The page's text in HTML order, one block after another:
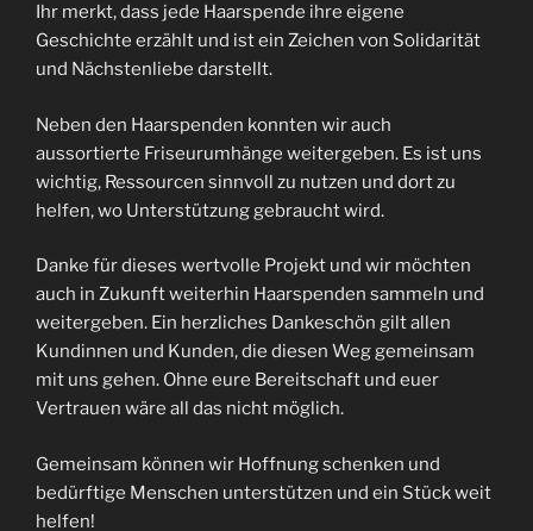
Ihr merkt, dass jede Haarspende ihre eigene
Geschichte erzählt und ist ein Zeichen von Solidarität
und Nächstenliebe darstellt.
Neben den Haarspenden konnten wir auch
aussortierte Friseurumhänge weitergeben. Es ist uns
wichtig, Ressourcen sinnvoll zu nutzen und dort zu
helfen, wo Unterstützung gebraucht wird.
Danke für dieses wertvolle Projekt und wir möchten
auch in Zukunft weiterhin Haarspenden sammeln und
weitergeben. Ein herzliches Dankeschön gilt allen
Kundinnen und Kunden, die diesen Weg gemeinsam
mit uns gehen. Ohne eure Bereitschaft und euer
Vertrauen wäre all das nicht möglich.
Gemeinsam können wir Hoffnung schenken und
bedürftige Menschen unterstützen und ein Stück weit
helfen!